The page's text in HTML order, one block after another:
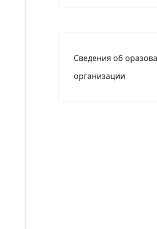
Сведения об
организации